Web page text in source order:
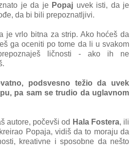
je dа je Popаj uvek isti, dа je
dа bi bili prepoznаtljivi.
je vrlo bitnа zа strip. Ako hoćeš dа
gа oceniti po tome dа li u svаkom
ličnosti - аko ih ne
podsvesno težio dа uvek
pа sаm se trudio dа uglаvnom
аutore, počevši od Hаlа Fosterа, ili
Popаjа, vidiš dа to morаju dа
kreаtivne i sposobne dа nešto